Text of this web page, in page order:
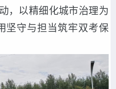
，以精细化城市治理为
坚守与担当筑牢双考保